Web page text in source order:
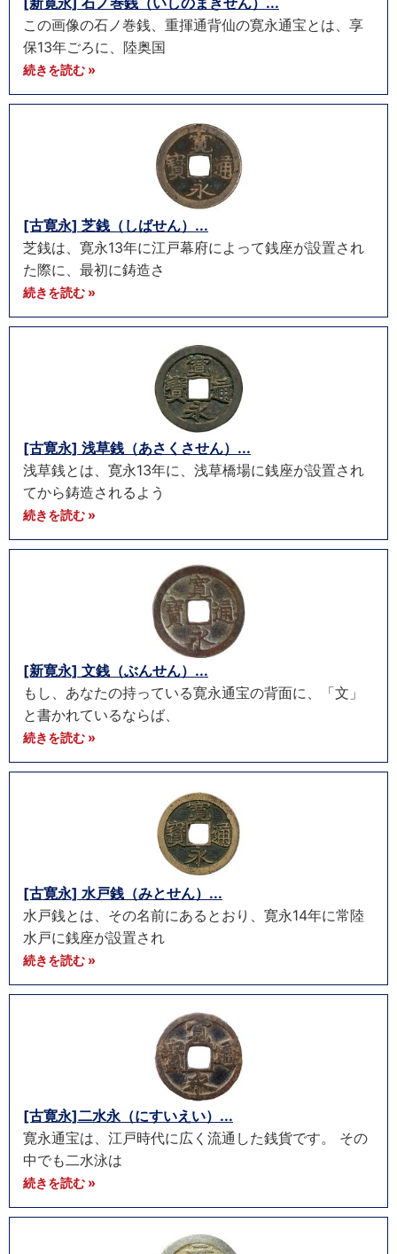
この画像の石ノ巻銭、重揮通背仙の寛永通宝とは、享
保13年ごろに、陸奥国
続きを読む »
[古寛永] 芝銭（しばせん）...
芝銭は、寛永13年に江戸幕府によって銭座が設置され
た際に、最初に鋳造さ
続きを読む »
[古寛永] 浅草銭（あさくさせん）...
浅草銭とは、寛永13年に、浅草橋場に銭座が設置され
てから鋳造されるよう
続きを読む »
[新寛永] 文銭（ぶんせん）...
もし、あなたの持っている寛永通宝の背面に、「文」
と書かれているならば、
続きを読む »
[古寛永] 水戸銭（みとせん）...
水戸銭とは、その名前にあるとおり、寛永14年に常陸
水戸に銭座が設置され
続きを読む »
[古寛永]二水永（にすいえい）...
寛永通宝は、江戸時代に広く流通した銭貨です。 その
中でも二水泳は
続きを読む »